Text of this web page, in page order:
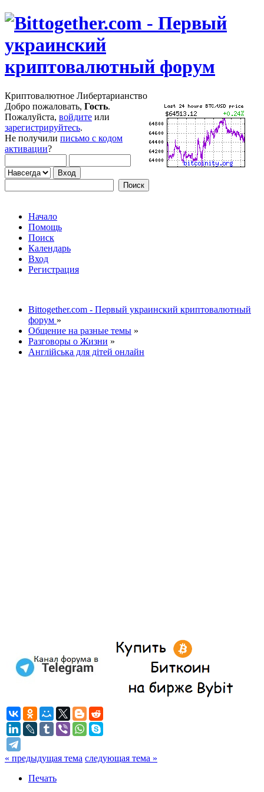
Криптовалютное Либертарианство
Добро пожаловать, Гость.
Пожалуйста, войдите или
зарегистрируйтесь.
Не получили письмо с кодом
активации?
Начало
Помощь
Поиск
Календарь
Вход
Регистрация
Bittogether.com - Первый украинский криптовалютный
форум »
Общение на разные темы »
Разговоры о Жизни »
Англійська для дітей онлайн
« предыдущая тема следующая тема »
Печать